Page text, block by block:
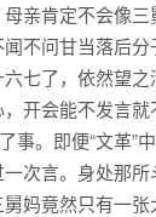
亲肯定不会像
不问甘当落后
七了，依然望
开会能不发言
事。即便“文革”
次言。身处那
妈竟然只有一